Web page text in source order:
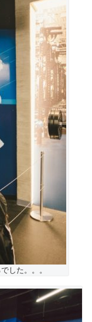
した。。。